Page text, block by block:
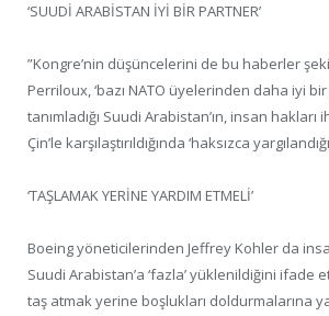
‘SUUDİ ARABİSTAN İYİ BİR PARTNER’
”Kongre’nin düşüncelerini de bu haberler
Perriloux, ‘bazı NATO üyelerinden daha iyi
tanımladığı Suudi Arabistan’ın, insan
Çin’le karşılaştırıldığında ‘haksızca
‘TAŞLAMAK YERİNE YARDIM ETMELİ’
Boeing yöneticilerinden Jeffrey Kohler da
Suudi Arabistan’a ‘fazla’ yüklenildiğini ifade
taş atmak yerine boşlukları doldurmalarına